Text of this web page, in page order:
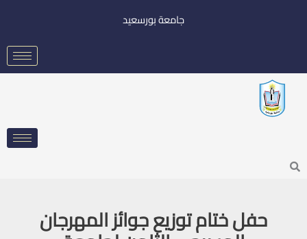
جامعة بورسعيد
Search
حفل ختام توزيع جوائز المهرجان